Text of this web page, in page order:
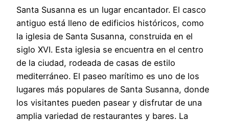
Santa Susanna es un lugar encantador. El casco
antiguo está lleno de edificios históricos, como
la iglesia de Santa Susanna, construida en el
siglo XVI. Esta iglesia se encuentra en el centro
de la ciudad, rodeada de casas de estilo
mediterráneo. El paseo marítimo es uno de los
lugares más populares de Santa Susanna, donde
los visitantes pueden pasear y disfrutar de una
amplia variedad de restaurantes y bares. La